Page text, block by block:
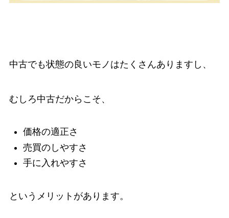
中古でも状態の良いモノはたくさんありますし、
むしろ中古だからこそ、
価格の適正さ
売買のしやすさ
手に入れやすさ
というメリットがあります。